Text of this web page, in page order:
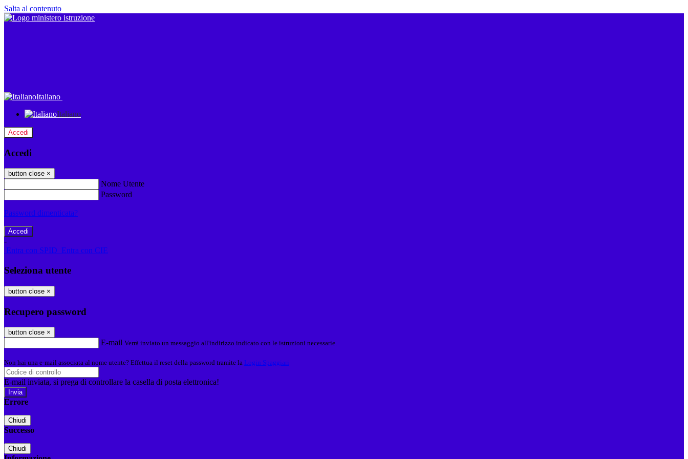
Salta al contenuto
Italiano
Italiano
Accedi
Accedi
button close ×
Nome Utente
Password
Password dimenticata?
-
Entra con SPID Entra con CIE
Seleziona utente
button close ×
Recupero password
button close ×
E-mail Verrà inviato un messaggio all'indirizzo indicato con le istruzioni necessarie.
Non hai una e-mail associata al nome utente? Effettua il reset della password tramite la Login Spaggiari
E-mail inviata, si prega di controllare la casella di posta elettronica!
Errore
Chiudi
Successo
Chiudi